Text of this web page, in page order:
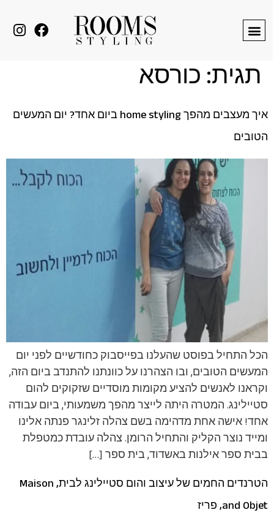
תגית:כורסא
איך מעצבים מהפך home styling ביום אחד? יום המעשים
הטובים
הכל התחיל בפוסט שהעלנו בפייסבוק כחודשיים לפני יום
המעשים הטובים, ובו הצהרנו על כוונתנו להתנדב ביום הזה,
וקראנו לאנשים להציע מקומות מוסדיים שזקוקים להום
סטיילינג. המטרה היתה לייצר מהפך משמעותי, ביום עבודה
אחד! אישה אחת מדהימה בשם צהלה זלינגר פנתה אלינו
ומייד נוצר הקליק והתחיל הרומן. צהלה עובדת כמטפלת
בבית ספר אילנות באשדוד, בית ספר […]
הטרנדים החמים של עיצוב והום סטיילינג לבית, Maison
and Objet, פריז